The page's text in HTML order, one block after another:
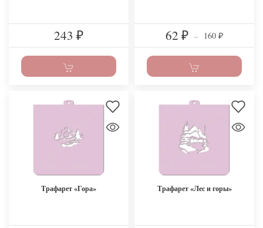
243 ₽ 62 ₽ – 160 ₽
Трафарет «Гора» Трафарет «Лес и горы»